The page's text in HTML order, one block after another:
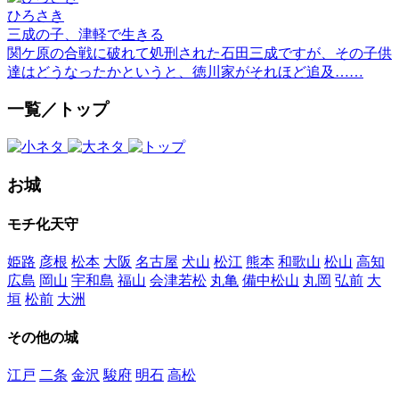
ひろさき
三成の子、津軽で生きる
関ケ原の合戦に破れて処刑された石田三成ですが、その子供
達はどうなったかというと、徳川家がそれほど追及……
一覧／トップ
お城
モチ化天守
姫路 彦根 松本 大阪 名古屋 犬山 松江 熊本 和歌山 松山 高知
広島 岡山 宇和島 福山 会津若松 丸亀 備中松山 丸岡 弘前 大
垣 松前 大洲
その他の城
江戸 二条 金沢 駿府 明石 高松